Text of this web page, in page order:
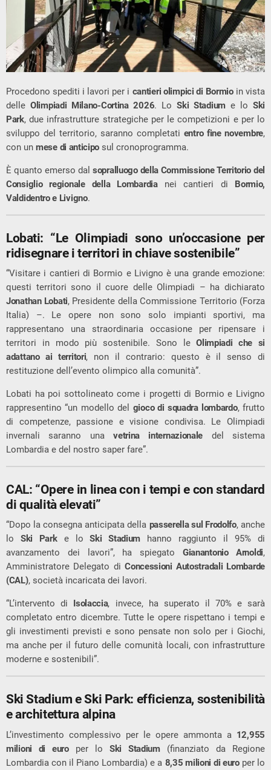
Procedono spediti i lavori per i cantieri olimpici di Bormioin vista
delle Olimpiadi Milano-Cortina 2026. LoSki Stadiume lo Ski
Park, due infrastrutture strategiche per le competizioni e per lo
sviluppo del territorio, saranno completati entro fine novembre,
con un mese di anticipo sul cronoprogramma.
È quanto emerso dalsopralluogo della Commissione Territorio del
Consiglio regionale della Lombardianei cantieri di Bormio,
Valdidentro e Livigno.
Lobati: “Le Olimpiadi sono un’occasione per
ridisegnare i territori in chiave sostenibile”
“Visitare i cantieri di Bormio e Livigno è una grande emozione:
questi territori sono il cuore delle Olimpiadi – ha dichiarato
Jonathan Lobati, Presidente della Commissione Territorio (Forza
Italia) –. Le opere non sono solo impianti sportivi, ma
rappresentano una straordinaria occasione per ripensare i
territori in modo più sostenibile. Sono leOlimpiadi che si
adattano ai territori, non il contrario: questo è il senso di
restituzione dell’evento olimpico alla comunità”.
Lobati ha poi sottolineato come i progetti di Bormio e Livigno
rappresentino “un modello del gioco di squadra lombardo, frutto
di competenze, passione e visione condivisa. Le Olimpiadi
invernali saranno unavetrina internazionale del sistema
Lombardia e del nostro saper fare”.
CAL: “Opere in linea con i tempi e con standard
di qualità elevati”
“Dopo la consegna anticipata della passerella sul Frodolfo, anche
lo Ski Parke loSki Stadium hanno raggiunto il 95% di
avanzamento dei lavori”, ha spiegato Gianantonio Arnoldi,
Amministratore Delegato diConcessioni Autostradali Lombarde
(CAL), società incaricata dei lavori.
“L’intervento di Isolaccia, invece, ha superato il 70% e sarà
completato entro dicembre. Tutte le opere rispettano i tempi e
gli investimenti previsti e sono pensate non solo per i Giochi,
ma anche per il futuro delle comunità locali, con infrastrutture
moderne e sostenibili”.
Ski Stadium e Ski Park: efficienza, sostenibilità
e architettura alpina
L’investimento complessivo per le opere ammonta a 12,955
milioni di europer lo Ski Stadium(finanziato da Regione
Lombardia con il Piano Lombardia) e a 8,35 milioni di europer lo